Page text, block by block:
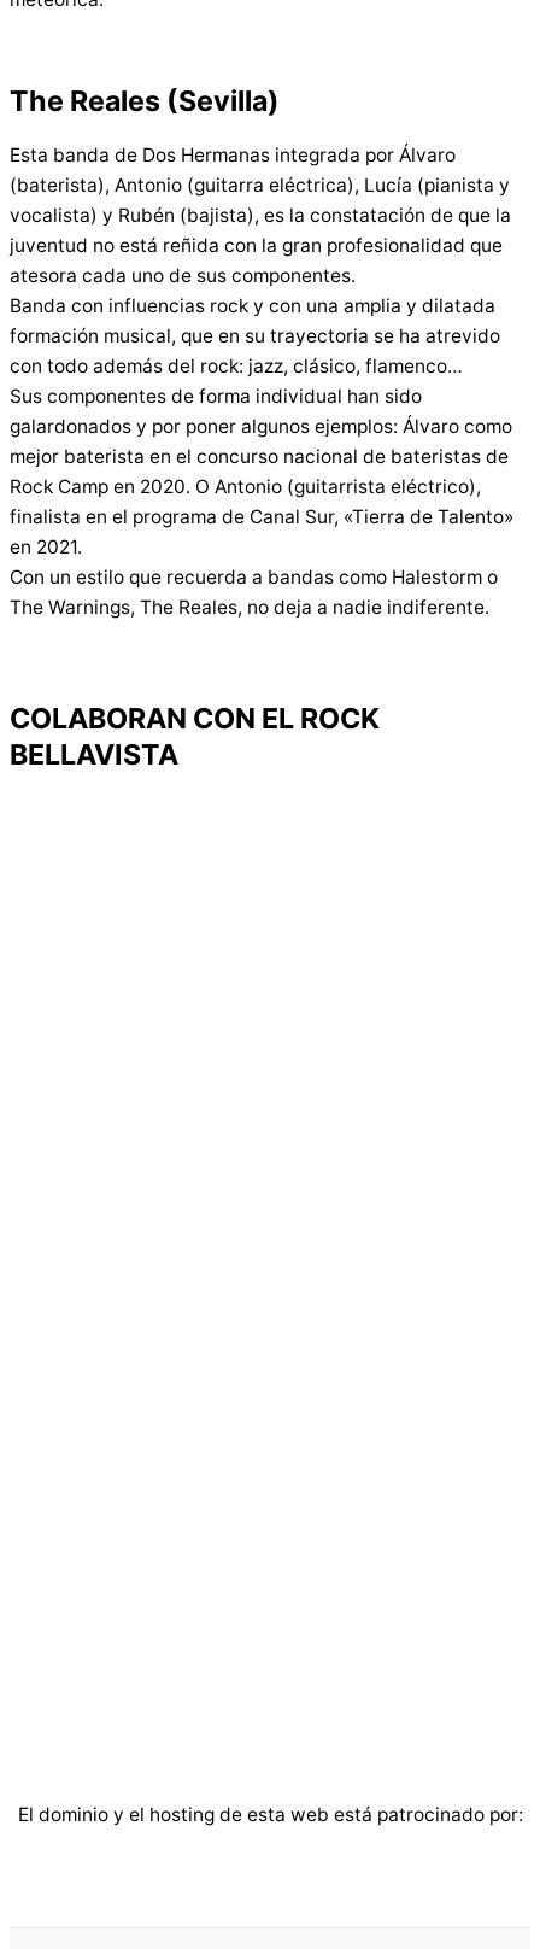
The Reales (Sevilla)
Esta banda de Dos Hermanas integrada por Álvaro
(baterista), Antonio (guitarra eléctrica), Lucía (pianista y
vocalista) y Rubén (bajista), es la constatación de que la
juventud no está reñida con la gran profesionalidad que
atesora cada uno de sus componentes.
Banda con influencias rock y con una amplia y dilatada
formación musical, que en su trayectoria se ha atrevido
con todo además del rock: jazz, clásico, flamenco…
Sus componentes de forma individual han sido
galardonados y por poner algunos ejemplos: Álvaro como
mejor baterista en el concurso nacional de bateristas de
Rock Camp en 2020. O Antonio (guitarrista eléctrico),
finalista en el programa de Canal Sur, «Tierra de Talento»
en 2021.
Con un estilo que recuerda a bandas como Halestorm o
The Warnings, The Reales, no deja a nadie indiferente.
COLABORAN CON EL ROCK
BELLAVISTA
El dominio y el hosting de esta web está patrocinado por: